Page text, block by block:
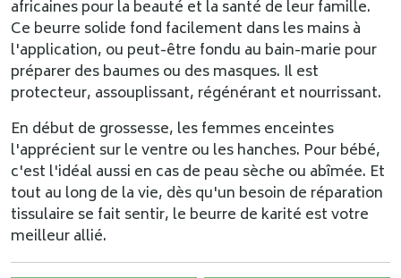
africaines pour la beauté et la santé de leur famille.
Ce beurre solide fond facilement dans les mains à
l'application, ou peut-être fondu au bain-marie pour
préparer des baumes ou des masques. Il est
protecteur, assouplissant, régénérant et nourrissant.
En début de grossesse, les femmes enceintes
l'apprécient sur le ventre ou les hanches. Pour bébé,
c'est l'idéal aussi en cas de peau sèche ou abîmée. Et
tout au long de la vie, dès qu'un besoin de réparation
tissulaire se fait sentir, le beurre de karité est votre
meilleur allié.